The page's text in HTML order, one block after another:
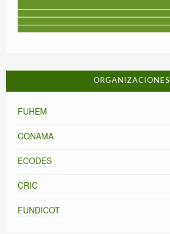
ORGANIZACIONES
FUHEM
CONAMA
ECODES
CRIC
FUNDICOT